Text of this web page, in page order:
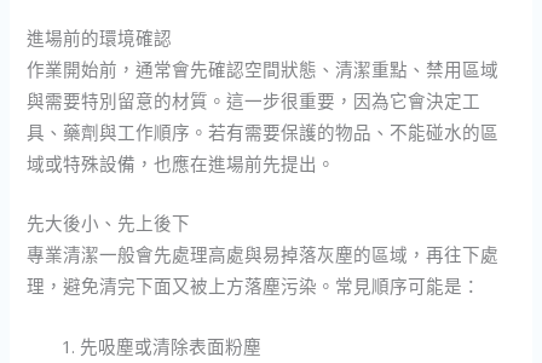
進場前的環境確認
作業開始前，通常會先確認空間狀態、清潔重點、禁用區域
與需要特別留意的材質。這一步很重要，因為它會決定工
具、藥劑與工作順序。若有需要保護的物品、不能碰水的區
域或特殊設備，也應在進場前先提出。
先大後小、先上後下
專業清潔一般會先處理高處與易掉落灰塵的區域，再往下處
理，避免清完下面又被上方落塵污染。常見順序可能是：
先吸塵或清除表面粉塵